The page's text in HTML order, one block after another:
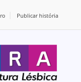
Publicar história